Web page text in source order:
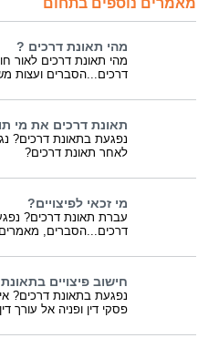
מהי תאונת דרכים ?
מהי תאונת דרכים לאור
דרכים...הסברים ועצות
תאונת דרכים את מי
נפגעת בתאונת דרכים?
לאחר תאונת דרכים?
מי זכאי לפיצויים?
עברת תאונת דרכים?
דרכים...הסברים, מאמרים
חישוב פיצויים
נפגעת בתאונת דרכים?
פסקי דין ופניה אל עורך